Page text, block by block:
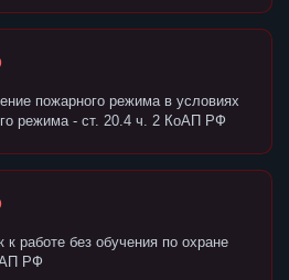
пожарного режима в условиях
режима - ст. 20.4 ч. 2 КоАП РФ
работе без обучения по охране
РФ